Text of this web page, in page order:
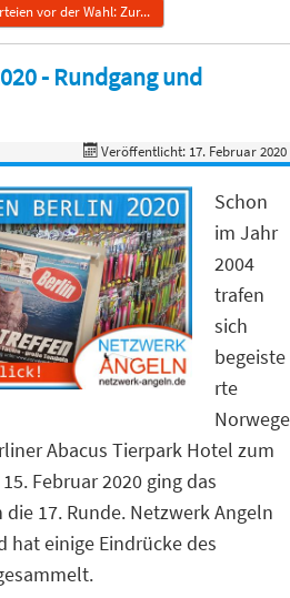
vor der Wahl: Zur...
- Rundgang und
Veröffentlicht: 17. Februar 2020
Schon
im Jahr
2004
trafen
sich
begeiste
rte
Norwege
Abacus Tierpark Hotel zum
Februar 2020 ging das
17. Runde. Netzwerk Angeln
hat einige Eindrücke des